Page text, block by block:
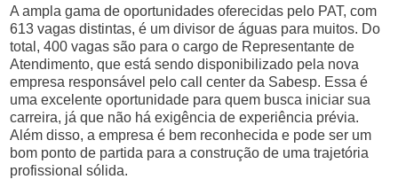
A ampla gama de oportunidades oferecidas pelo PAT, com
613 vagas distintas, é um divisor de águas para muitos. Do
total, 400 vagas são para o cargo de Representante de
Atendimento, que está sendo disponibilizado pela nova
empresa responsável pelo call center da Sabesp. Essa é
uma excelente oportunidade para quem busca iniciar sua
carreira, já que não há exigência de experiência prévia.
Além disso, a empresa é bem reconhecida e pode ser um
bom ponto de partida para a construção de uma trajetória
profissional sólida.